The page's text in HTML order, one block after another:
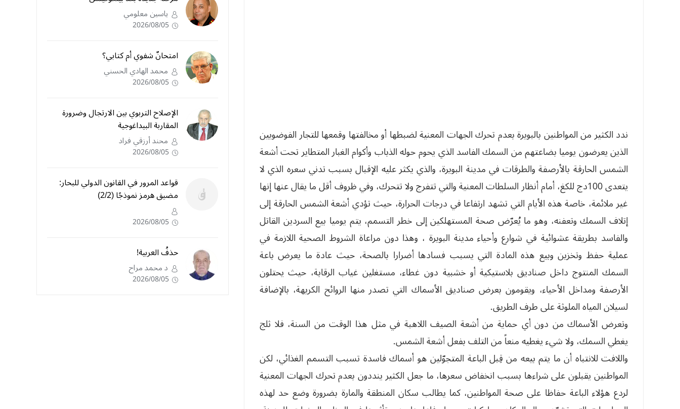
ندد الكثير من المواطنين بالبويرة بعدم تحرك الجهات المعنية لضبطها أو مخالفتها وقمعها للتجار الفوضويين
الذين يعرضون يوميا بضاعتهم من السمك الفاسد الذي يحوم حوله الذباب وأكوام الغبار المتطاير تحت أشعة
الشمس الحارقة بالأرصفة والطرقات في مدينة البويرة، والذي يكثر عليه الإقبال بسبب تدني سعره الذي لا
يتعدى 100دج للكغ، أمام أنظار السلطات المعنية والتي تتفرج ولا تتحرك، وفي ظروف أقل ما يقال عنها إنها
غير ملائمة، خاصة هذه الأيام التي تشهد ارتفاعا في درجات الحرارة، حيث تؤدي أشعة الشمس الحارقة إلى
إتلاف السمك وتعفنه، وهو ما يُعرّض صحة المستهلكين إلى خطر التسمم، يتم يوميا بيع السردين القاتل
والفاسد بطريقة عشوائية في شوارع وأحياء مدينة البويرة ، وهذا دون مراعاة الشروط الصحية اللازمة في
عملية حفظ وتخزين وبيع هذه المادة التي يسبب فسادها أضرارا بالصحة، حيث عادة ما يعرض باعة
السمك المنتوج داخل صناديق بلاستيكية أو خشبية دون غطاء، مستغلين غياب الرقابة، حيث يحتلون
الأرصفة ومداخل الأحياء، ويقومون بعرض صناديق الأسماك التي تصدر منها الروائح الكريهة، بالإضافة
لسيلان المياه الملوثة على طرف الطريق.
وتعرض الأسماك من دون أي حماية من أشعة الصيف اللاهبة في مثل هذا الوقت من السنة، فلا ثلج
يغطي السمك، ولا شيء يغطيه منعاً من التلف بفعل أشعة الشمس.
واللافت للانتباه أن ما يتم بيعه من قِبل الباعة المتجوّلين هو أسماك فاسدة تسبب التسمم الغذائي، لكن
المواطنين يقبلون على شراءها بسبب انخفاض سعرها، ما جعل الكثير ينددون بعدم تحرك الجهات المعنية
لردع هؤلاء الباعة حفاظا على صحة المواطنين، كما يطالب سكان المنطقة والمارة بضرورة وضع حد لهذه
ياسين معلومي
2026/08/05
امتحانٌ شفوي أم كتابي؟
محمد الهادي الحسني
2026/08/05
الإصلاح التربوي بين الارتجال وضرورة
المقاربة البيداغوجية
محند أرزقي فراد
2026/08/05
قواعد المرور في القانون الدولي للبحار:
مضيق هرمز نموذجًا (2/2)
2026/08/05
حذفُ العربية!
د محمد مراح
2026/08/05